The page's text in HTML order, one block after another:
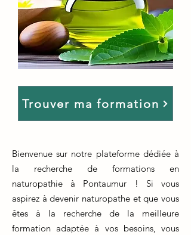
Trouver ma formation
Bienvenue sur notre plateforme dédiée à
la recherche de formations en
naturopathie à Pontaumur ! Si vous
aspirez à devenir naturopathe et que vous
êtes à la recherche de la meilleure
formation adaptée à vos besoins, vous